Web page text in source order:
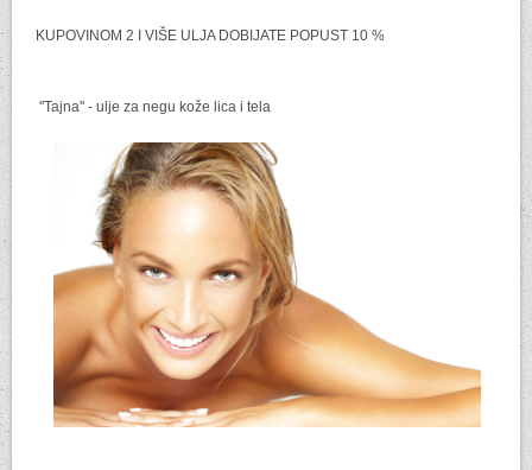
KUPOVINOM 2 I VIŠE ULJA DOBIJATE POPUST 10 %
''Tajna'' - ulje za negu kože lica i tela